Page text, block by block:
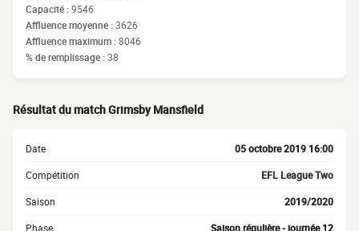
Capacité :9546
Affluence moyenne :3626
Affluence maximum :8046
% de remplissage :38
Résultat du match Grimsby Mansfield
Date 05 octobre 2019 16:00
Compétition EFL League Two
Saison 2019/2020
Phase Saison régulière - journée 12